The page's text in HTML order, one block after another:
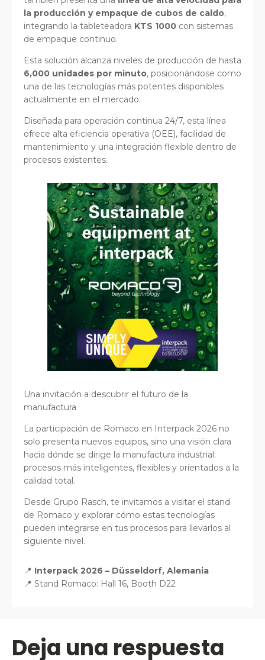
la producción y empaque de cubos de caldo,
integrando la tableteadora KTS 1000 con sistemas
de empaque continuo.
Esta solución alcanza niveles de producción de hasta
6,000 unidades por minuto, posicionándose como
una de las tecnologías más potentes disponibles
actualmente en el mercado.
Diseñada para operación continua 24/7, esta línea
ofrece alta eficiencia operativa (OEE), facilidad de
mantenimiento y una integración flexible dentro de
procesos existentes.
Una invitación a descubrir el futuro de la
manufactura
La participación de Romaco en Interpack 2026 no
solo presenta nuevos equipos, sino una visión clara
hacia dónde se dirige la manufactura industrial:
procesos más inteligentes, flexibles y orientados a la
calidad total.
Desde Grupo Rasch, te invitamos a visitar el stand
de Romaco y explorar cómo estas tecnologías
pueden integrarse en tus procesos para llevarlos al
siguiente nivel.
📍 Interpack 2026 – Düsseldorf, Alemania
📍 Stand Romaco: Hall 16, Booth D22
Deja una respuesta